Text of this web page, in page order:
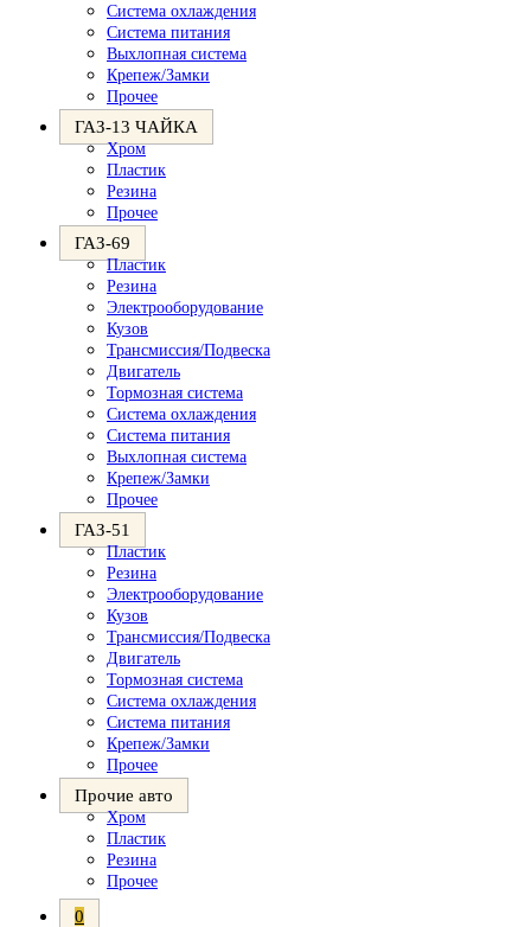
Система охлаждения
Система питания
Выхлопная система
Крепеж/Замки
Прочее
ГАЗ-13 ЧАЙКА
Хром
Пластик
Резина
Прочее
ГАЗ-69
Пластик
Резина
Электрооборудование
Кузов
Трансмиссия/Подвеска
Двигатель
Тормозная система
Система охлаждения
Система питания
Выхлопная система
Крепеж/Замки
Прочее
ГАЗ-51
Пластик
Резина
Электрооборудование
Кузов
Трансмиссия/Подвеска
Двигатель
Тормозная система
Система охлаждения
Система питания
Крепеж/Замки
Прочее
Прочие авто
Хром
Пластик
Резина
Прочее
0